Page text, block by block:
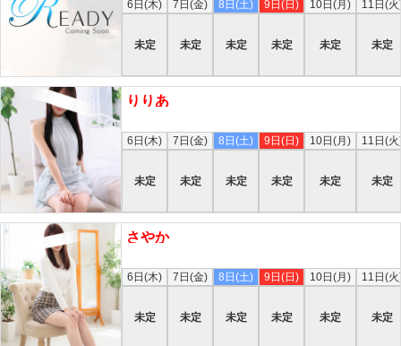
6日(木)
未定
7日(金)
未定
8日(土)
未定
9日(日)
未定
10日(月)
未定
11日(
未定
りりあ
6日(木)
未定
7日(金)
未定
8日(土)
未定
9日(日)
未定
10日(月)
未定
11日(
未定
さやか
6日(木)
未定
7日(金)
未定
8日(土)
未定
9日(日)
未定
10日(月)
未定
11日(
未定